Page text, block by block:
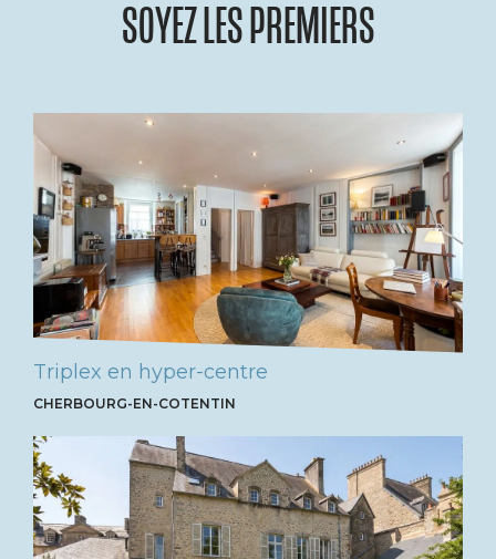
SOYEZ LES PREMIERS
Triplex en hyper-centre
CHERBOURG-EN-COTENTIN